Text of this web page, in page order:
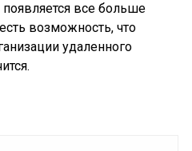
все больше
возможность, что
удаленного